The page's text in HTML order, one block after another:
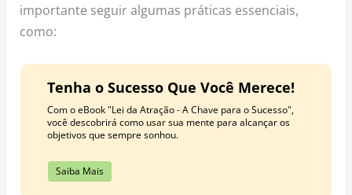
importante seguir algumas práticas essenciais,
como:
Tenha o Sucesso Que Você Merece!
Com o eBook "Lei da Atração - A Chave para o Sucesso",
você descobrirá como usar sua mente para alcançar os
objetivos que sempre sonhou.
Saiba Mais